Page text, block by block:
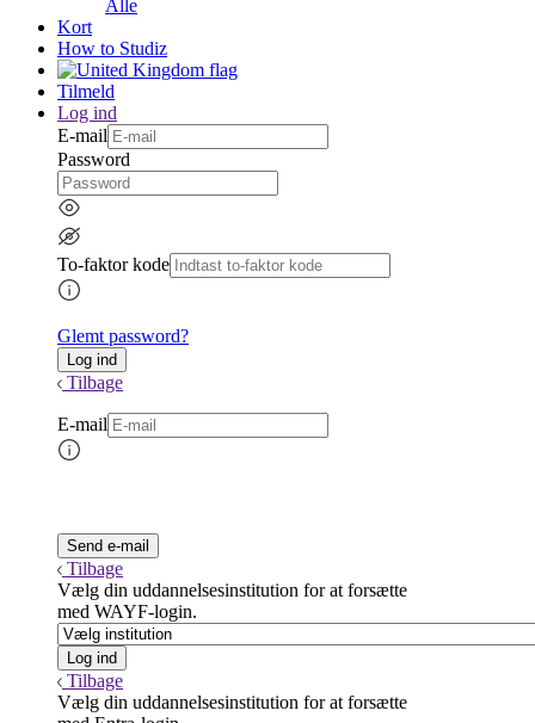
Alle
Kort
How to Studiz
Tilmeld
Log ind
E-mail
Password
To-faktor kode
Glemt password?
Tilbage
E-mail
Tilbage
Vælg din uddannelsesinstitution for at forsætte
med WAYF-login.
Tilbage
Vælg din uddannelsesinstitution for at forsætte